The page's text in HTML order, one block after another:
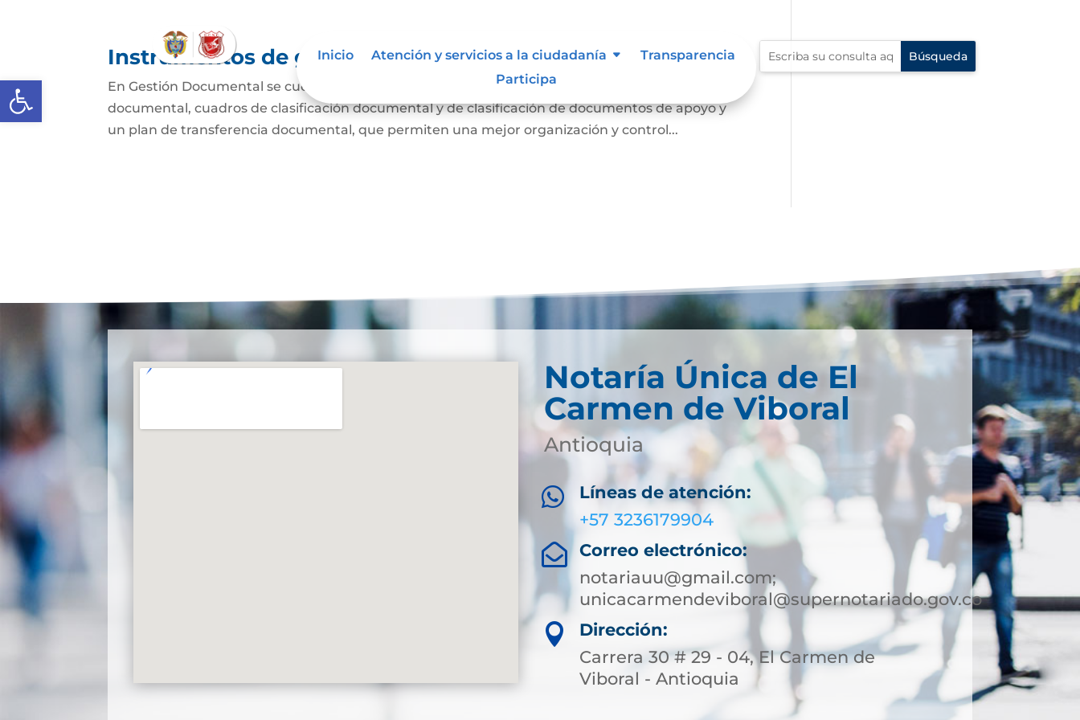
Abrir barra de herramientas
Inicio Atención y servicios a la ciudadanía
Transparencia
Participa
Instrumentos de gestión de la información.
En Gestión Documental se cuenta con instrumentos archivísticos tales como tablas de retención
documental, cuadros de clasificación documental y de clasificación de documentos de apoyo y
un plan de transferencia documental, que permiten una mejor organización y control...
Notaría Única de El
Carmen de Viboral
Antioquia

Líneas de atención:
+57 3236179904

Correo electrónico:
notariauu@gmail.com;
unicacarmendeviboral@supernotariado.gov.co

Dirección:
Carrera 30 # 29 - 04, El Carmen de
Viboral - Antioquia